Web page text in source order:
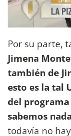
Por su parte,
Jimena
también de
esto es la tal
del
sabemos
todavía no